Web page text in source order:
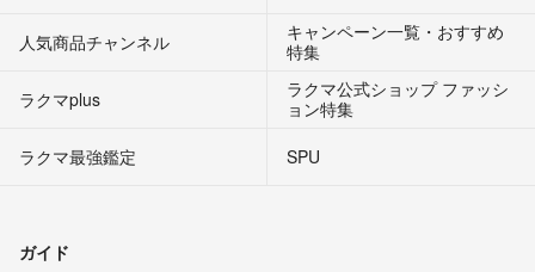
人気商品チャンネル
キャンペーン一覧・おすすめ
特集
ラクマplus
ラクマ公式ショップ ファッシ
ョン特集
ラクマ最強鑑定
SPU
ガイド